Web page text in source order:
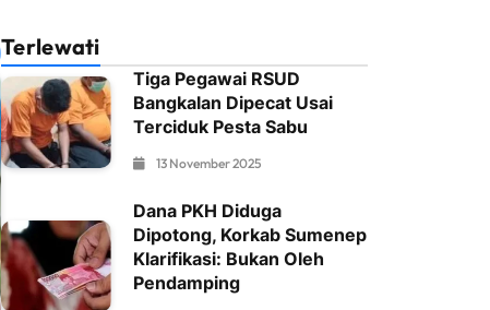
Terlewati
Tiga Pegawai RSUD
Bangkalan Dipecat Usai
Terciduk Pesta Sabu
13 November 2025
Dana PKH Diduga
Dipotong, Korkab Sumenep
Klarifikasi: Bukan Oleh
Pendamping